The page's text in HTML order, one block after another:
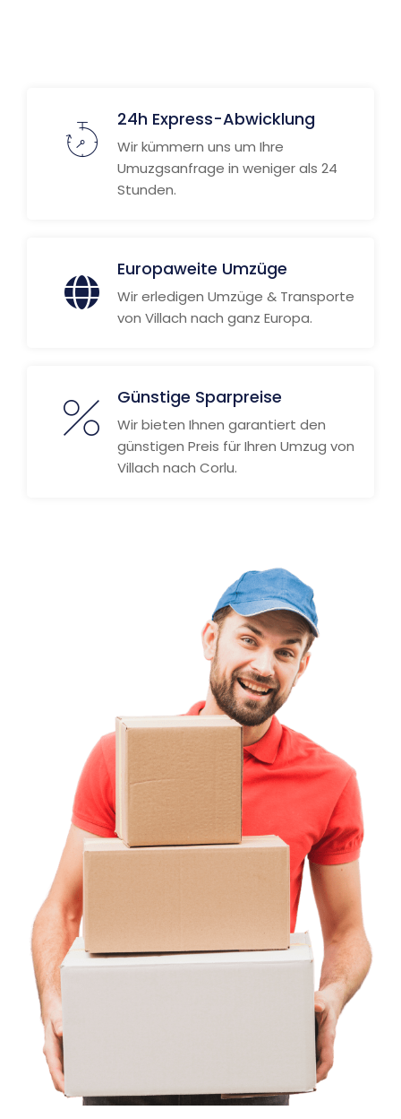
24h Express-Abwicklung
Wir kümmern uns um Ihre
Umuzgsanfrage in weniger als 24
Stunden.
Europaweite Umzüge
Wir erledigen Umzüge & Transporte
von Villach nach ganz Europa.
Günstige Sparpreise
Wir bieten Ihnen garantiert den
günstigen Preis für Ihren Umzug von
Villach nach Corlu.